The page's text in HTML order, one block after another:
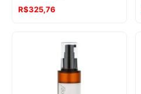
R$325,76